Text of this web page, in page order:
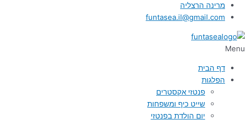
מרינה הרצליה
funtasea.il@gmail.com
Menu
דף הבית
הפלגות
פנטזי אקסטרים
שייט כיף ומשפחות
יום הולדת בפנטזי